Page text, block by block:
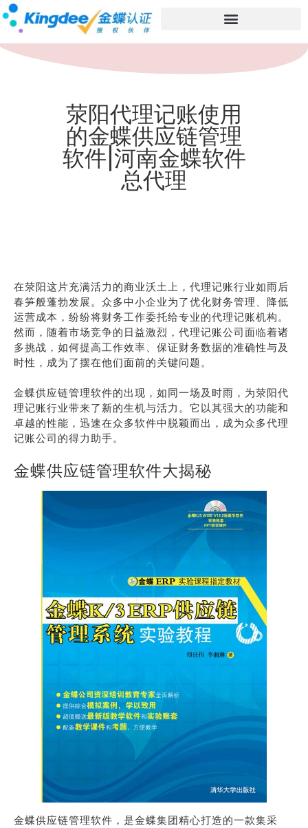
荥阳代理记账使用
的金蝶供应链管理
软件|河南金蝶软件
总代理
在荥阳这片充满活力的商业沃土上，代理记账行业如雨后
春笋般蓬勃发展。众多中小企业为了优化财务管理、降低
运营成本，纷纷将财务工作委托给专业的代理记账机构。
然而，随着市场竞争的日益激烈，代理记账公司面临着诸
多挑战，如何提高工作效率、保证财务数据的准确性与及
时性，成为了摆在他们面前的关键问题。
金蝶供应链管理软件的出现，如同一场及时雨，为荥阳代
理记账行业带来了新的生机与活力。它以其强大的功能和
卓越的性能，迅速在众多软件中脱颖而出，成为众多代理
记账公司的得力助手。
金蝶供应链管理软件大揭秘
金蝶供应链管理软件，是金蝶集团精心打造的一款集采